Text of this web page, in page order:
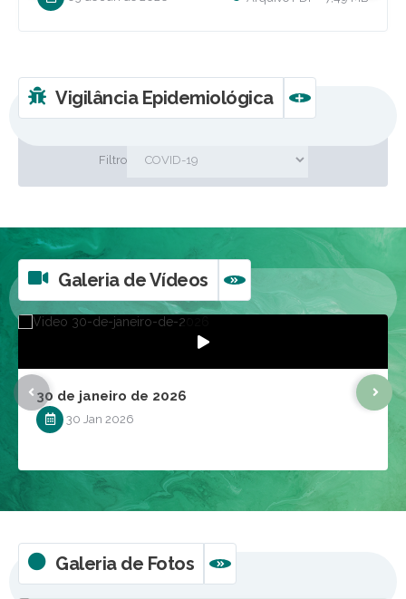
Vigilância Epidemiológica VER MAIS
Filtro
Galeria de Vídeos VER MAIS
30 Jan 2026
30 de janeiro de 2026
Galeria de Fotos